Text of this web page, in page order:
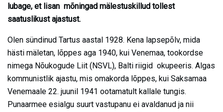
lubage, et lisan mõningad mälestuskillud tollest
saatuslikust ajastust.
Olen sündinud Tartus aastal 1928. Kena lapsepõlv, mida
hästi mäletan, lõppes aga 1940, kui Venemaa, tookordse
nimega Nõukogude Liit (NSVL), Balti riigid okupeeris. Algas
kommunistlik ajastu, mis omakorda lõppes, kui Saksamaa
Venemaale 22. juunil 1941 ootamatult kallale tungis.
Punaarmee esialgu suurt vastupanu ei avaldanud ja nii